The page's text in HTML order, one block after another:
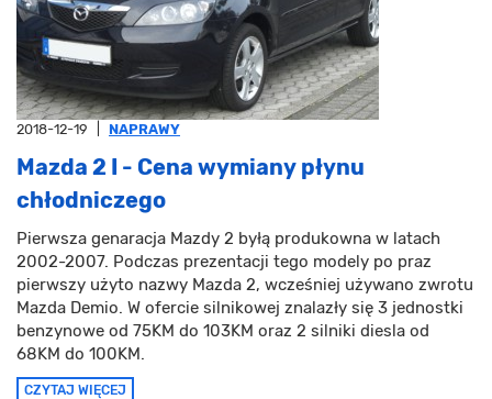
2018-12-19 NAPRAWY
Mazda 2 I - Cena wymiany płynu
chłodniczego
Pierwsza genaracja Mazdy 2 byłą produkowna w latach
2002-2007. Podczas prezentacji tego modely po praz
pierwszy użyto nazwy Mazda 2, wcześniej używano zwrotu
Mazda Demio. W ofercie silnikowej znalazły się 3 jednostki
benzynowe od 75KM do 103KM oraz 2 silniki diesla od
68KM do 100KM.
CZYTAJ WIĘCEJ